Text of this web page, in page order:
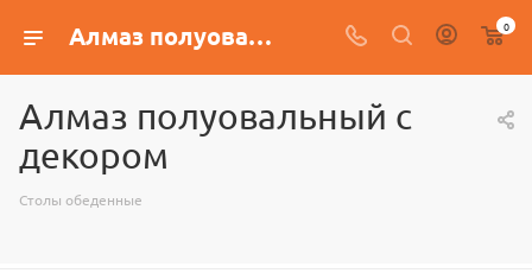
Алмаз полуовальный с декором 0
Алмаз полуовальный с
декором
Столы обеденные